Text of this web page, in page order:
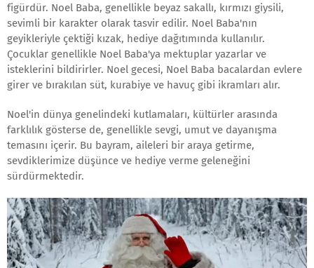
figürdür. Noel Baba, genellikle beyaz sakallı, kırmızı giysili,
sevimli bir karakter olarak tasvir edilir. Noel Baba'nın
geyikleriyle çektiği kızak, hediye dağıtımında kullanılır.
Çocuklar genellikle Noel Baba'ya mektuplar yazarlar ve
isteklerini bildirirler. Noel gecesi, Noel Baba bacalardan evlere
girer ve bırakılan süt, kurabiye ve havuç gibi ikramları alır.
Noel'in dünya genelindeki kutlamaları, kültürler arasında
farklılık gösterse de, genellikle sevgi, umut ve dayanışma
temasını içerir. Bu bayram, aileleri bir araya getirme,
sevdiklerimize düşünce ve hediye verme geleneğini
sürdürmektedir.